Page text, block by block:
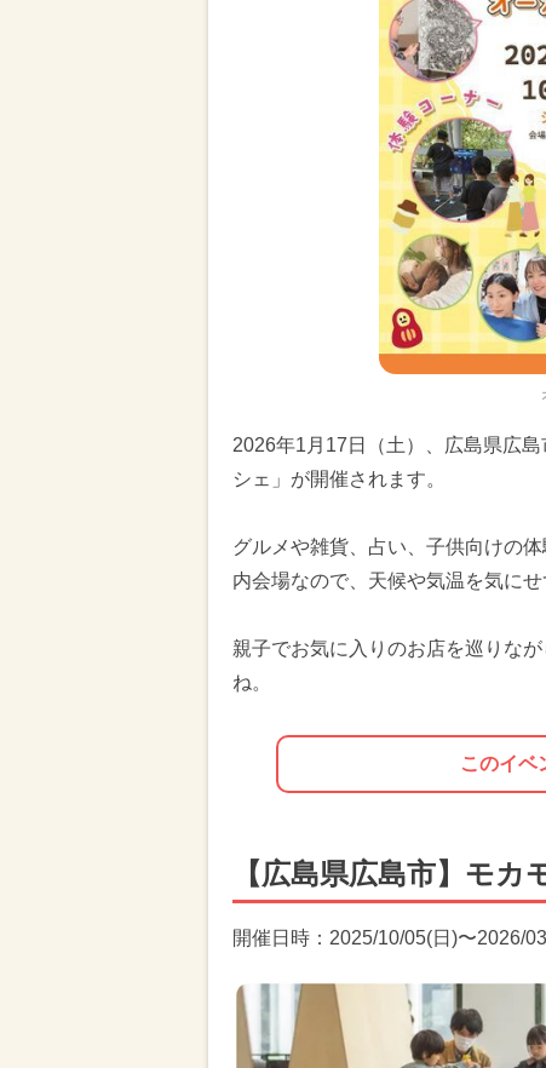
2026年1月17日（土）、広島県広
シェ」が開催されます。
グルメや雑貨、占い、子供向けの
内会場なので、天候や気温を気に
親子でお気に入りのお店を巡りな
ね。
このイベ
【広島県広島市】モ
開催日時：2025/10/05(日)〜2026/